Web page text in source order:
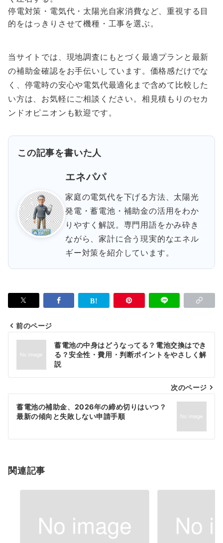
停電対策・電気代・太陽光自家消費など、重視する目
的をはっきりさせて機種・工事を選ぶ。
当サイトでは、現地調査にもとづく最適プランと最新
の補助金確認をお手伝いしています。価格感だけでな
く、停電時の安心や電気代最適化まで含めて比較した
い方は、お気軽にご相談ください。相見積もりのセカ
ンドオピニオンも歓迎です。
この記事を書いた人
エネパパ
家庭の電気代を下げる方法、太陽光
発電・蓄電池・補助金の活用をわか
りやすく解説。専門用語をかみ砕き
ながら、家計に合う現実的なエネル
ギー対策を紹介しています。
投
ナ
ビ
ゲ
シ
ン
前のページ
蓄電池の中身はどうなってる？電池交換はでき
る？安全性・費用・判断ポイントをやさしく解
説
次のページ
蓄電池の補助金、2026年の締め切りはいつ？
最新の傾向と失敗しない申請手順
関連記事